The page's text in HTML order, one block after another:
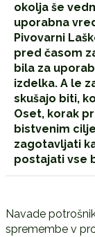
okolja še
uporabna
Pivovarni
pred časom
bila za
izdelka. A le
skušajo biti,
Oset, korak
bistvenim
zagotavljati
postajati vse
Navade
spremembe v